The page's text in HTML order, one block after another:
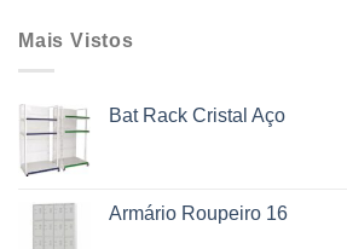
Mais Vistos
Bat Rack Cristal Aço
Armário Roupeiro 16